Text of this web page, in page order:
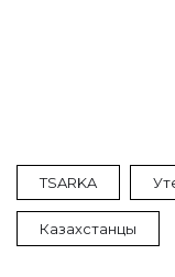
TSARKA
Казахстанцы